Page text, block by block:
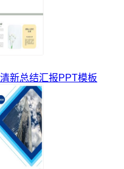
新总结汇报PPT模板